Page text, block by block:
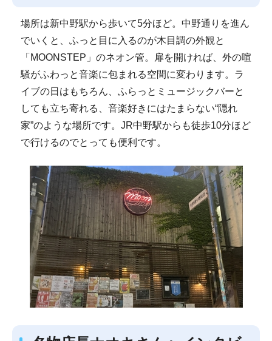
場所は新中野駅から歩いて5分ほど。中野通りを進ん
でいくと、ふっと目に入るのが木目調の外観と
「MOONSTEP」のネオン管。扉を開ければ、外の喧
騒がふわっと音楽に包まれる空間に変わります。ラ
イブの日はもちろん、ふらっとミュージックバーと
しても立ち寄れる、音楽好きにはたまらない“隠れ
家”のような場所です。JR中野駅からも徒歩10分ほど
で行けるのでとっても便利です。